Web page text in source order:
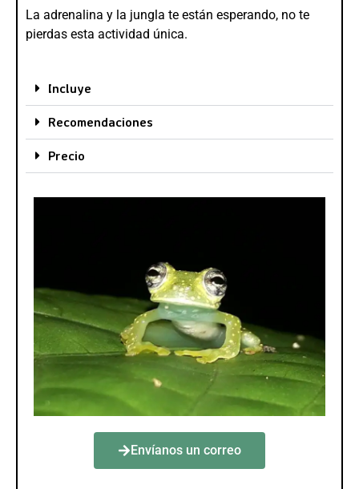
La adrenalina y la jungla te están esperando, no te
pierdas esta actividad única.
Incluye
Recomendaciones
Precio
Envíanos un correo